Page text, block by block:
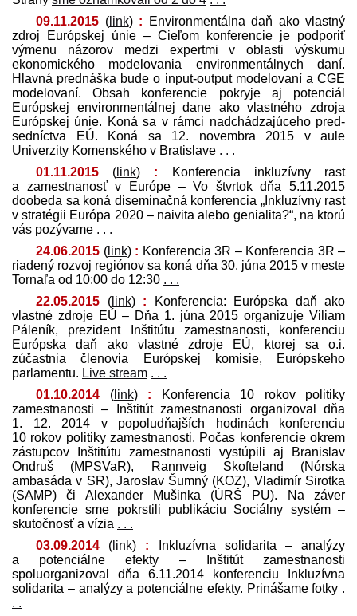
09.11.2015 (link) : Environmentálna daň ako vlastný
zdroj Európskej únie – Cieľom konferencie je podporiť
výmenu názorov medzi expertmi v oblasti výskumu
ekonomického modelovania environmentálnych daní.
Hlavná pred­náška bude o input-output modelovaní a CGE
modelovaní. Obsah konferencie pokryje aj potenciál
Európskej environmentálnej dane ako vlastného zdroja
Európskej únie. Koná sa v rámci nadchádzajúceho pred­
sedníctva EÚ. Koná sa 12. novembra 2015 v aule
Univerzity Komenského v Bratislave . . .
01.11.2015 ( link) : Konferencia inkluzívny rast
a zamestnanosť v Európe – Vo štvrtok dňa 5.11.2015
doobeda sa koná diseminačná konferencia „Inkluzívny rast
v stratégii Európa 2020 – naivita alebo genialita?“, na ktorú
vás pozývame . . .
24.06.2015 (link) : Konferencia 3R – Konferencia 3R –
riadený rozvoj regiónov sa koná dňa 30. júna 2015 v meste
Tornaľa od 10:00 do 12:30 . . .
22.05.2015 (link) : Konferencia: Európska daň ako
vlastné zdroje EÚ – Dňa 1. júna 2015 organizuje Viliam
Páleník, prezident Inštitútu zamestnanosti, konferenciu
Európska daň ako vlastné zdroje EÚ, ktorej sa o.i.
zúčastnia členovia Európskej komisie, Európskeho
parlamentu. Live stream . . .
01.10.2014 (link) : Konferencia 10 rokov politiky
zamestnanosti – Inštitút zamestnanosti organizoval dňa
1. 12. 2014 v popoludňajších hodinách konferenciu
10 rokov politiky zamestnanosti. Počas konferencie okrem
zástupcov Inštitútu zamestnanosti vystúpili aj Branislav
Ondruš (MPSVaR), Rannveig Skofteland (Nórska
ambasáda v SR), Jaroslav Šumný (KOZ), Vladimír Sirotka
(SAMP) či Alexander Mušinka (ÚRŠ PU). Na záver
konferencie sme pokrstili publikáciu Sociálny systém –
skutočnosť a vízia . . .
03.09.2014 ( link) : Inkluzívna solidarita – analýzy
a potenciálne efekty – Inštitút zamestnanosti
spoluorganizoval dňa 6.11.2014 konferenciu Inkluzívna
solidarita – analýzy a potenciálne efekty. Prinášame fotky .
. .